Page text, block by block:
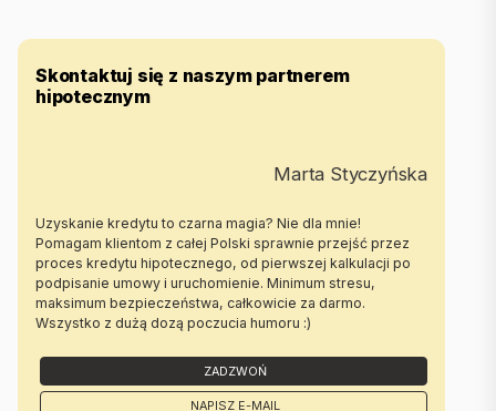
Skontaktuj się z naszym partnerem
hipotecznym
Marta Styczyńska
Uzyskanie kredytu to czarna magia? Nie dla mnie!
Pomagam klientom z całej Polski sprawnie przejść przez
proces kredytu hipotecznego, od pierwszej kalkulacji po
podpisanie umowy i uruchomienie. Minimum stresu,
maksimum bezpieczeństwa, całkowicie za darmo.
Wszystko z dużą dozą poczucia humoru :)
ZADZWOŃ
NAPISZ E-MAIL